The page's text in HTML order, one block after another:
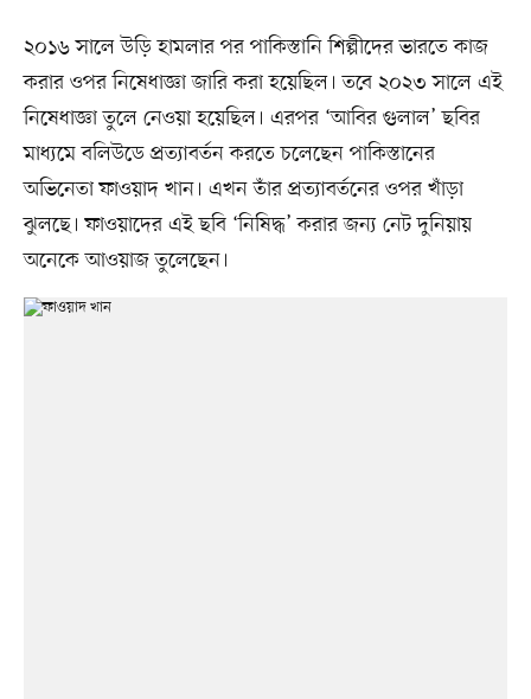
২০১৬ সালে উড়ি হামলার পর পাকিস্তানি শিল্পীদের ভারতে কাজ
করার ওপর নিষেধাজ্ঞা জারি করা হয়েছিল। তবে ২০২৩ সালে এই
নিষেধাজ্ঞা তুলে নেওয়া হয়েছিল। এরপর ‘আবির গুলাল’ ছবির
মাধ্যমে বলিউডে প্রত্যাবর্তন করতে চলেছেন পাকিস্তানের
অভিনেতা ফাওয়াদ খান। এখন তাঁর প্রত্যাবর্তনের ওপর খাঁড়া
ঝুলছে। ফাওয়াদের এই ছবি ‘নিষিদ্ধ’ করার জন্য নেট দুনিয়ায়
অনেকে আওয়াজ তুলেছেন।